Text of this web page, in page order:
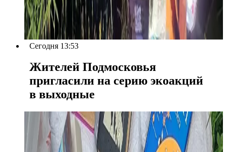
Сегодня 13:53
Жителей Подмосковья
пригласили на серию экоакций
в выходные